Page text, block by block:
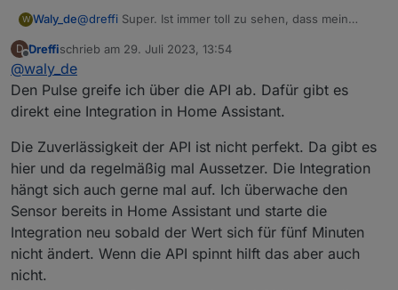
W Waly_de@dreffi Super. Ist immer toll zu sehen, dass mein
Tibber pulse: Da hab ich auch drüber nachgedacht.
Assistant einbinden, oder geht das immer nur über die
Cloud (API)?
Meinen Tasmota-Sensor würde ich nur ungern gegen
D
Offline
Dreffischrieb am 29. Juli 2023, 13:54
zuletzt editiert von
@waly_de
Den Pulse greife ich über die API ab. Dafür gibt es
direkt eine Integration in Home Assistant.
Die Zuverlässigkeit der API ist nicht perfekt. Da gibt es
hier und da regelmäßig mal Aussetzer. Die Integration
hängt sich auch gerne mal auf. Ich überwache den
Sensor bereits in Home Assistant und starte die
Integration neu sobald der Wert sich für fünf Minuten
nicht ändert. Wenn die API spinnt hilft das aber auch
nicht.